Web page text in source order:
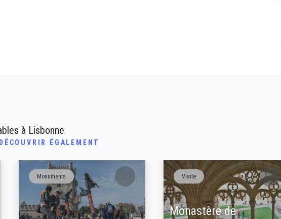
à Lisbonne
ÉGALEMENT
Monuments
Monastère de
Visite